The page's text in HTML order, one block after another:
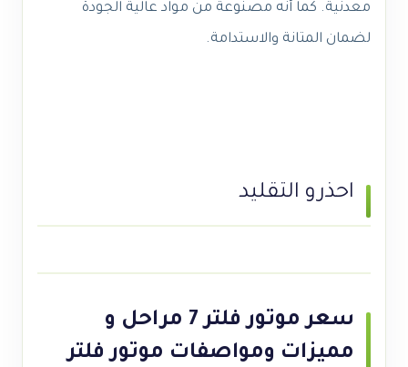
معدنية. كما أنه مصنوعة من مواد عالية الجودة
لضمان المتانة والاستدامة.
احذرو التقليد
سعر موتور فلتر 7 مراحل و
مميزات ومواصفات موتور فلتر